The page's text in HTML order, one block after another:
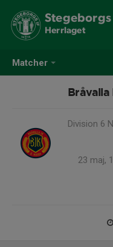
Matcher
Stegeborgs
Herrlaget
Bråvalla
Division 6
23 maj,